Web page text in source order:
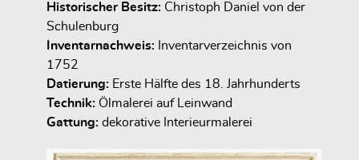
Historischer Besitz: Christoph Daniel von der
Schulenburg
Inventarnachweis: Inventarverzeichnis von
1752
Datierung: Erste Hälfte des 18. Jahrhunderts
Technik: Ölmalerei auf Leinwand
Gattung: dekorative Interieurmalerei